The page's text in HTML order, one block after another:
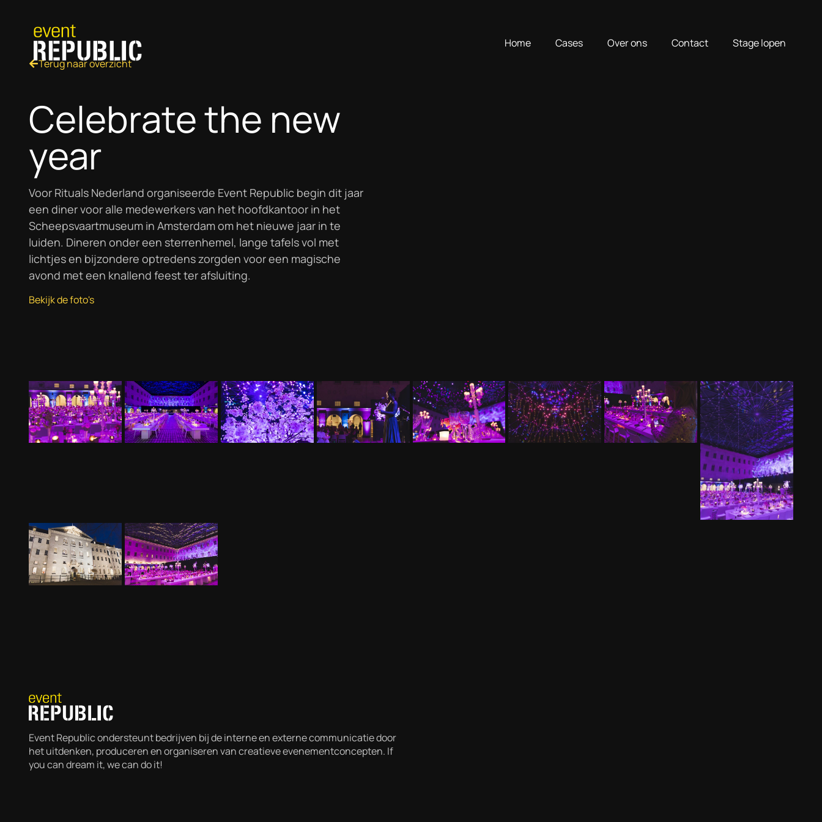
Home Cases Over ons Contact
Stage lopen
Terug naar overzicht
Celebrate the new
year
Voor Rituals Nederland organiseerde Event Republic begin dit jaar
een diner voor alle medewerkers van het hoofdkantoor in het
Scheepsvaartmuseum in Amsterdam om het nieuwe jaar in te
luiden. Dineren onder een sterrenhemel, lange tafels vol met
lichtjes en bijzondere optredens zorgden voor een magische
avond met een knallend feest ter afsluiting.
Bekijk de foto's
Event Republic ondersteunt bedrijven bij de interne en externe communicatie door
het uitdenken, produceren en organiseren van creatieve evenementconcepten. If
you can dream it, we can do it!